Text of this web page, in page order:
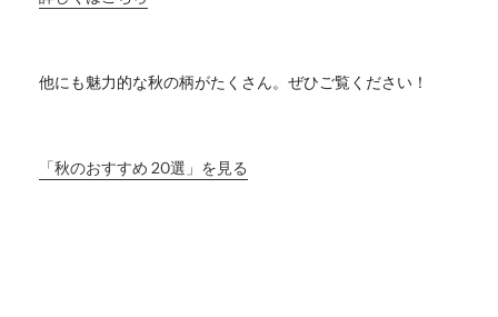
他にも魅力的な秋の柄がたくさん。ぜひご覧ください！
「秋のおすすめ 20選」を見る